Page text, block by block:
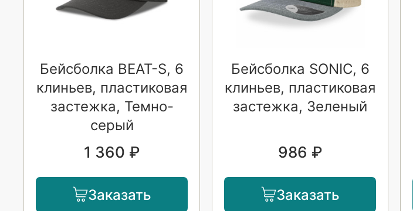
Бейсболка BEAT-S, 6
клиньев, пластиковая
застежка, Темно-
серый
1 360 ₽
Заказать
Бейсболка SONIC, 6
клиньев, пластиковая
застежка, Зеленый
986 ₽
Заказать